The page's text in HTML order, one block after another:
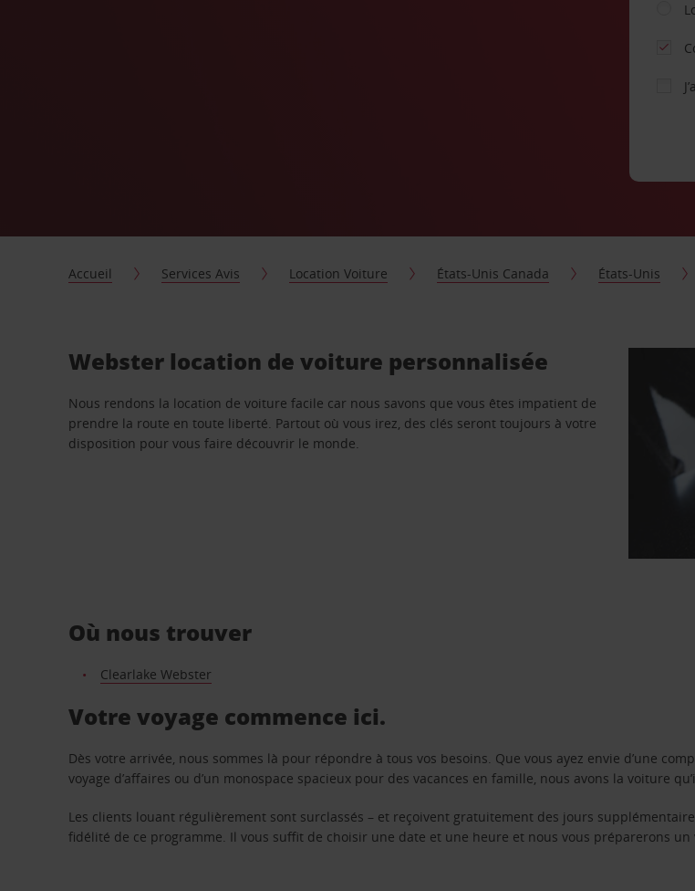
Accueil Services Avis Location Voiture États-Unis Canada États-Unis
Webster location de voiture personnalisée
Nous rendons la location de voiture facile car nous savons que vous êtes impatient de
prendre la route en toute liberté. Partout où vous irez, des clés seront toujours à votre
disposition pour vous faire découvrir le monde.
Où nous trouver
Clearlake Webster
Votre voyage commence ici.
Dès votre arrivée, nous sommes là pour répondre à tous vos besoins. Que vous ayez envie d’une
voyage d’affaires ou d’un monospace spacieux pour des vacances en famille, nous avons la voiture
Les clients louant régulièrement sont surclassés – et reçoivent gratuitement des jours
fidélité de ce programme. Il vous suffit de choisir une date et une heure et nous vous préparerons